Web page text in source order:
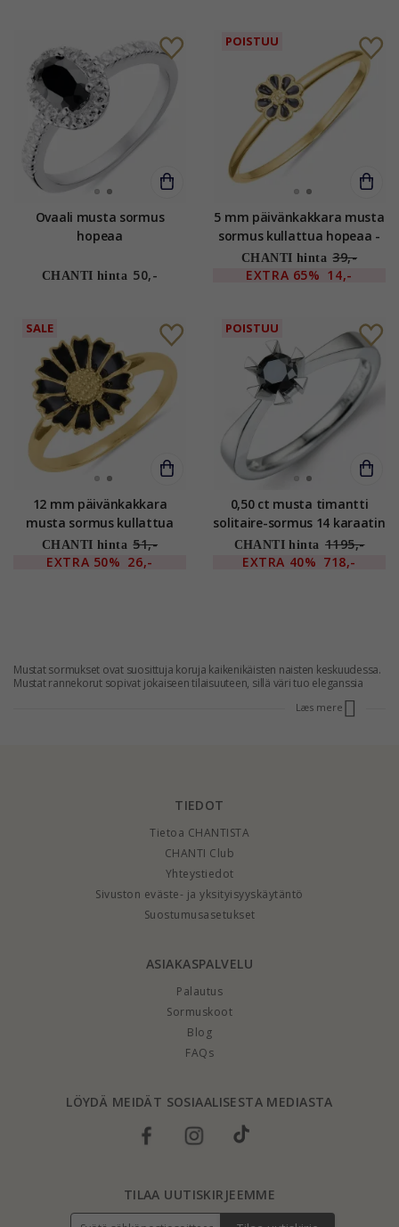
Ovaali musta sormus
hopeaa
CHANTI hinta 50,-
POISTUU
5 mm päivänkakkara musta
sormus kullattua hopeaa -
Maggie
CHANTI hinta 39,-
EXTRA 65% 14,-
SALE
12 mm päivänkakkara
musta sormus kullattua
hopeaa - Marie
CHANTI hinta 51,-
EXTRA 50% 26,-
POISTUU
0,50 ct musta timantti
solitaire-sormus 14 karaatin
valkokultaa 0,50 ct
CHANTI hinta 1195,-
EXTRA 40% 718,-
Mustat sormukset ovat suosittuja koruja kaikenikäisten naisten keskuudessa.
Mustat rannekorut sopivat jokaiseen tilaisuuteen, sillä väri tuo eleganssia
Læs mere
TIEDOT
Tietoa CHANTISTA
CHANTI Club
Yhteystiedot
Sivuston eväste- ja yksityisyyskäytäntö
Suostumusasetukset
ASIAKASPALVELU
Palautus
Sormuskoot
Blog
FAQs
LÖYDÄ MEIDÄT SOSIAALISESTA MEDIASTA
TILAA UUTISKIRJEEMME